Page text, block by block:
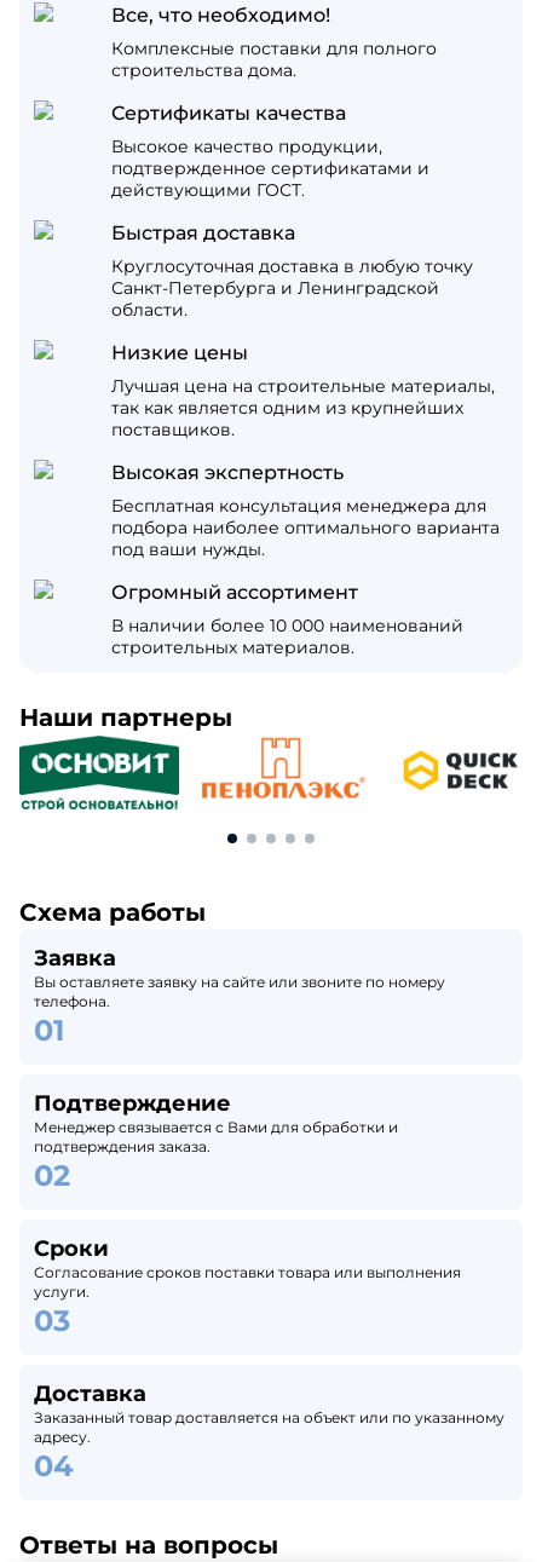
Все, что необходимо!
Комплексные поставки для полного
строительства дома.
Сертификаты качества
Высокое качество продукции,
подтвержденное сертификатами и
действующими ГОСТ.
Быстрая доставка
Круглосуточная доставка в любую точку
Санкт-Петербурга и Ленинградской
области.
Низкие цены
Лучшая цена на строительные материалы,
так как является одним из крупнейших
поставщиков.
Высокая экспертность
Бесплатная консультация менеджера для
подбора наиболее оптимального варианта
под ваши нужды.
Огромный ассортимент
В наличии более 10 000 наименований
строительных материалов.
Наши партнеры
Схема работы
Заявка
Вы оставляете заявку на сайте или звоните по номеру
телефона.
Подтверждение
Менеджер связывается с Вами для обработки и
подтверждения заказа.
Сроки
Согласование сроков поставки товара или выполнения
услуги.
Доставка
Заказанный товар доставляется на объект или по указанному
адресу.
Ответы на вопросы